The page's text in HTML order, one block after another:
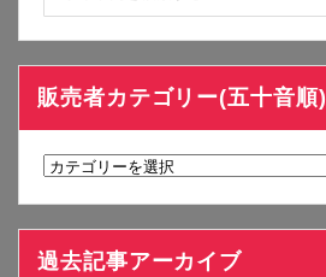
販売者カテゴリー(五十音順)
販
テ
過去記事アーカイブ